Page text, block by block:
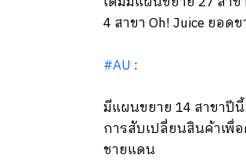
4 สาขา Oh! Juice ยอด
#AU :
มีแผนขยาย 14 สาขาปีนี้
การสับเปลี่ยนสินค้าเพื่
ชายแดน